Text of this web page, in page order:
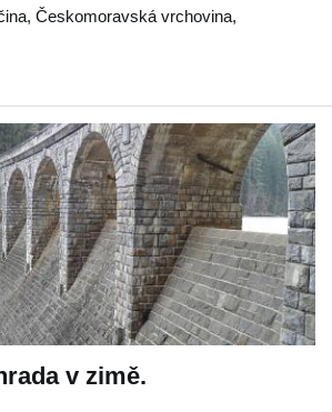
, Českomoravská vrchovina,
v zimě.